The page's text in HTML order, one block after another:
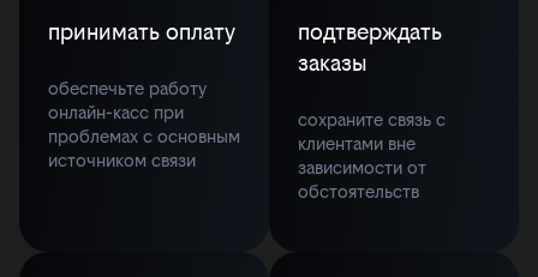
принимать оплату
обеспечьте работу
онлайн-касс при
проблемах с основным
источником связи
подтверждать
заказы
сохраните связь с
клиентами вне
зависимости от
обстоятельств